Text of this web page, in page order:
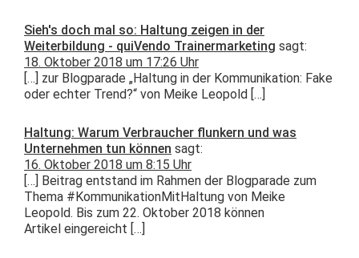
Sieh's doch mal so: Haltung zeigen in der
Weiterbildung - quiVendo Trainermarketing sagt:
18. Oktober 2018 um 17:26 Uhr
[…] zur Blog­pa­rade „Hal­tung in der Kom­mu­nika­tion: Fake
oder echter Trend?“ von Meike Leopold […]
Haltung: Warum Verbraucher flunkern und was
Unternehmen tun können sagt:
16. Oktober 2018 um 8:15 Uhr
[…] Beitrag ent­stand im Rah­men der Blog­pa­rade zum
The­ma #Kom­mu­nika­tion­MitHal­tung von Meike
Leopold. Bis zum 22. Okto­ber 2018 kön­nen
Artikel eingereicht […]